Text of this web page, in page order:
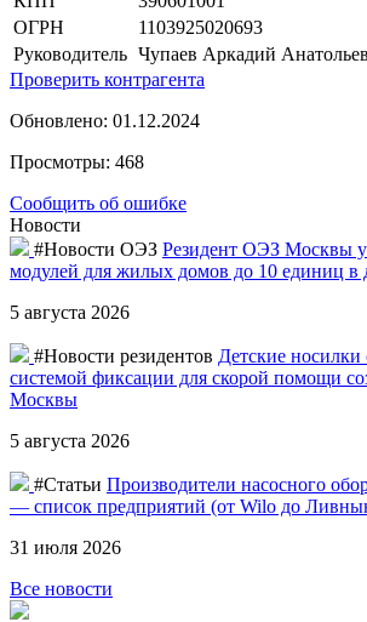
ОГРН
1103925020693
Руководитель Чупаев Аркадий
Проверить контрагента
Обновлено: 01.12.2024
Просмотры: 468
Сообщить об ошибке
Новости
#Новости ОЭЗ Резидент ОЭЗ Москвы
модулей для жилых домов до 10 единиц в
5 августа 2026
#Новости резидентов Детские носилки
системой фиксации для скорой помощи
Москвы
5 августа 2026
#Статьи Производители насосного
— список предприятий (от Wilo до
31 июля 2026
Все новости